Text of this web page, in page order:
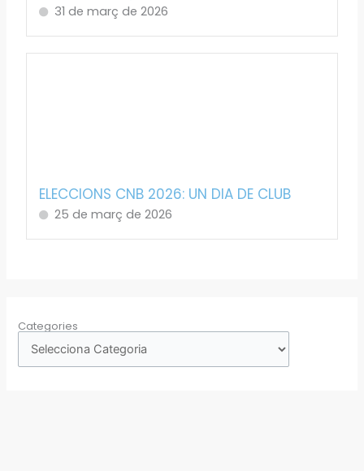
31 de març de 2026
ELECCIONS CNB 2026: UN DIA DE CLUB
25 de març de 2026
Categories